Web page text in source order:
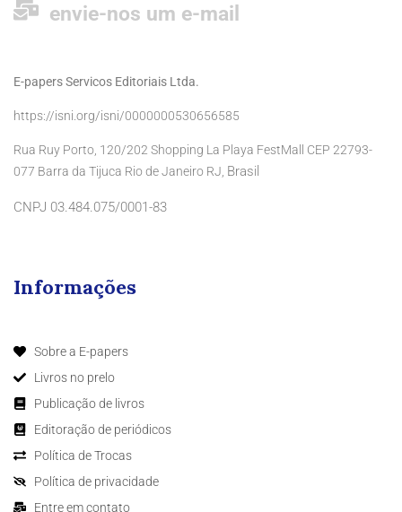
envie-nos um e-mail
E-papers Servicos Editoriais Ltda.
https://isni.org/isni/0000000530656585
Rua Ruy Porto, 120/202 Shopping La Playa FestMall CEP 22793-
077 Barra da Tijuca Rio de Janeiro RJ, Brasil
CNPJ 03.484.075/0001-83
Informações
Sobre a E-papers
Livros no prelo
Publicação de livros
Editoração de periódicos
Política de Trocas
Política de privacidade
Entre em contato